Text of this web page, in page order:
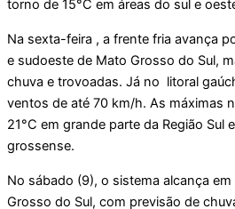
torno de 15°C em áreas do sul e
Na sexta-feira , a frente fria avança
e sudoeste de Mato Grosso do Sul,
chuva e trovoadas. Já no litoral
ventos de até 70 km/h. As máximas
21°C em grande parte da Região
grossense.
No sábado (9), o sistema alcança
Grosso do Sul, com previsão de